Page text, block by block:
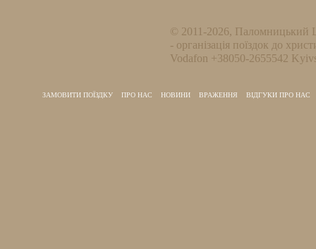
© 2011-2026, Паломницький
- організація поїздок до
Vodafon +38050-2655542
ЗАМОВИТИ ПОЇЗДКУ ПРО НАС НОВИНИ ВРАЖЕННЯ ВІДГУКИ ПРО НАС